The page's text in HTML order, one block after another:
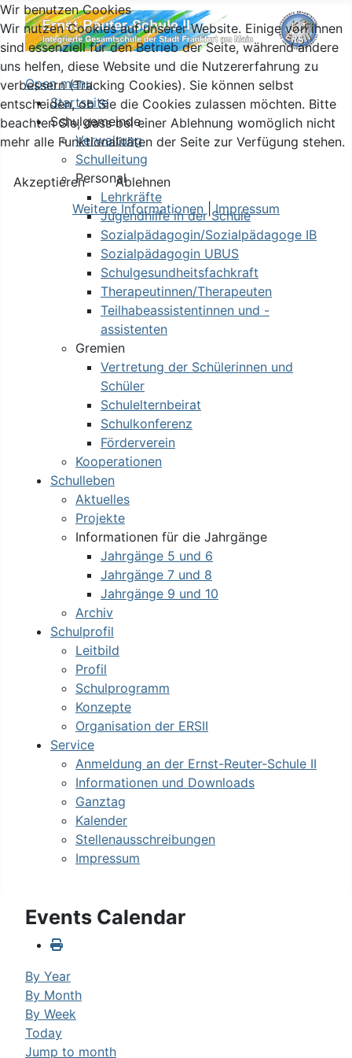
Open menu
Startseite
Schulgemeinde
Verwaltung
Schulleitung
Personal
Lehrkräfte
Jugendhilfe in der Schule
Sozialpädagogin/Sozialpädagoge IB
Sozialpädagogin UBUS
Schulgesundheitsfachkraft
Therapeutinnen/Therapeuten
Teilhabeassistentinnen und -
assistenten
Gremien
Vertretung der Schülerinnen und
Schüler
Schulelternbeirat
Schulkonferenz
Förderverein
Kooperationen
Schulleben
Aktuelles
Projekte
Informationen für die Jahrgänge
Jahrgänge 5 und 6
Jahrgänge 7 und 8
Jahrgänge 9 und 10
Archiv
Schulprofil
Leitbild
Profil
Schulprogramm
Konzepte
Organisation der ERSII
Service
Anmeldung an der Ernst-Reuter-Schule II
Informationen und Downloads
Ganztag
Kalender
Stellenausschreibungen
Impressum
Events Calendar
By Year
By Month
By Week
Today
Jump to month
Wir benutzen Cookies
Wir nutzen Cookies auf unserer Website. Einige von ihnen
sind essenziell für den Betrieb der Seite, während andere
uns helfen, diese Website und die Nutzererfahrung zu
verbessern (Tracking Cookies). Sie können selbst
entscheiden, ob Sie die Cookies zulassen möchten. Bitte
beachten Sie, dass bei einer Ablehnung womöglich nicht
mehr alle Funktionalitäten der Seite zur Verfügung stehen.
Akzeptieren
Ablehnen
Weitere Informationen |Impressum